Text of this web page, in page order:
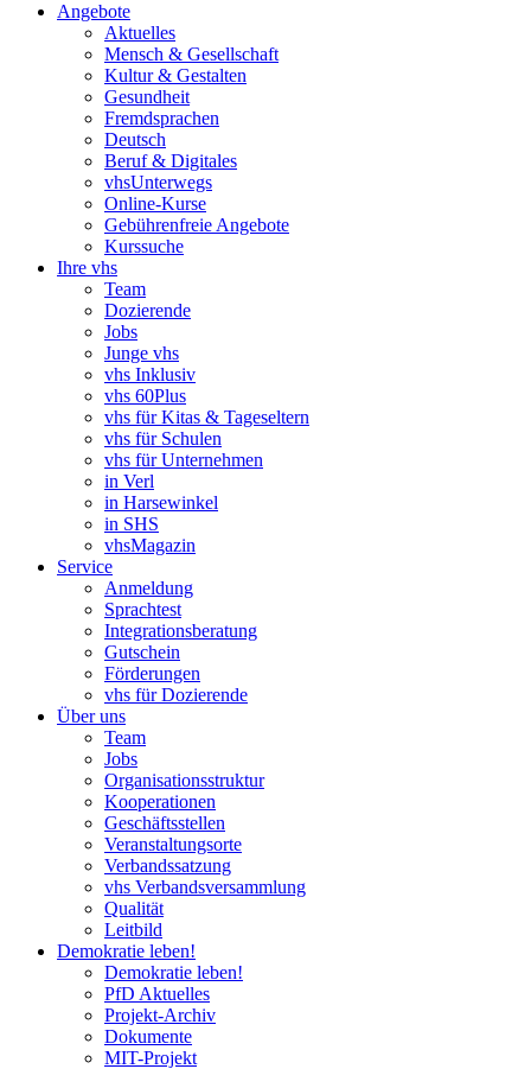
Angebote
Aktuelles
Mensch & Gesellschaft
Kultur & Gestalten
Gesundheit
Fremdsprachen
Deutsch
Beruf & Digitales
vhsUnterwegs
Online-Kurse
Gebührenfreie Angebote
Kurssuche
Ihre vhs
Team
Dozierende
Jobs
Junge vhs
vhs Inklusiv
vhs 60Plus
vhs für Kitas & Tageseltern
vhs für Schulen
vhs für Unternehmen
in Verl
in Harsewinkel
in SHS
vhsMagazin
Service
Anmeldung
Sprachtest
Integrationsberatung
Gutschein
Förderungen
vhs für Dozierende
Über uns
Team
Jobs
Organisationsstruktur
Kooperationen
Geschäftsstellen
Veranstaltungsorte
Verbandssatzung
vhs Verbandsversammlung
Qualität
Leitbild
Demokratie leben!
Demokratie leben!
PfD Aktuelles
Projekt-Archiv
Dokumente
MIT-Projekt